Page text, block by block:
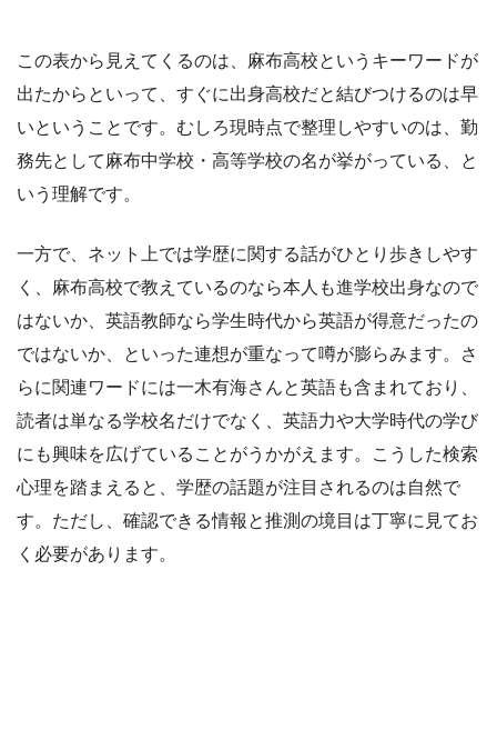
この表から見えてくるのは、麻布高校というキーワードが
出たからといって、すぐに出身高校だと結びつけるのは早
いということです。むしろ現時点で整理しやすいのは、勤
務先として麻布中学校・高等学校の名が挙がっている、と
いう理解です。
一方で、ネット上では学歴に関する話がひとり歩きしやす
く、麻布高校で教えているのなら本人も進学校出身なので
はないか、英語教師なら学生時代から英語が得意だったの
ではないか、といった連想が重なって噂が膨らみます。さ
らに関連ワードには一木有海さんと英語も含まれており、
読者は単なる学校名だけでなく、英語力や大学時代の学び
にも興味を広げていることがうかがえます。こうした検索
心理を踏まえると、学歴の話題が注目されるのは自然で
す。ただし、確認できる情報と推測の境目は丁寧に見てお
く必要があります。